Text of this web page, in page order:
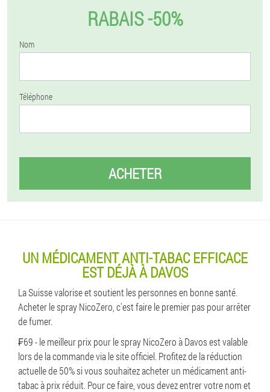
RABAIS -50%
Nom
Téléphone
ACHETER
UN MÉDICAMENT ANTI-TABAC EFFICACE
EST DÉJÀ À DAVOS
La Suisse valorise et soutient les personnes en bonne santé.
Acheter le spray NicoZero, c'est faire le premier pas pour arrêter
de fumer.
₣69 - le meilleur prix pour le spray NicoZero à Davos est valable
lors de la commande via le site officiel. Profitez de la réduction
actuelle de 50% si vous souhaitez acheter un médicament anti-
tabac à prix réduit. Pour ce faire, vous devez entrer votre nom et